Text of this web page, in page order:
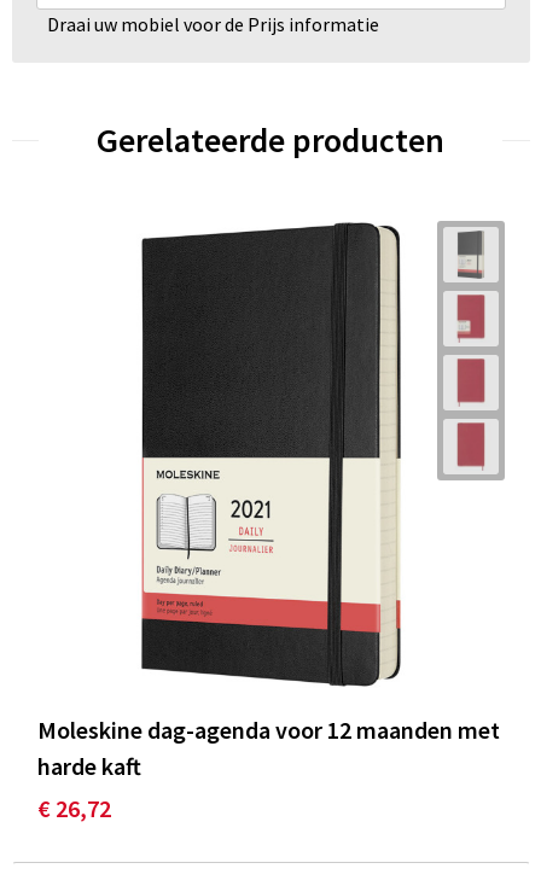
Draai uw mobiel voor de Prijs informatie
Gerelateerde producten
Moleskine dag-agenda voor 12 maanden met
harde kaft
€ 26,72